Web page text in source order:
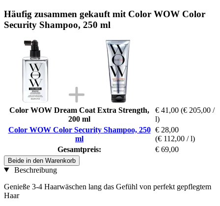
Häufig zusammen gekauft mit Color WOW Color
Security Shampoo, 250 ml
Color WOW Dream Coat Extra Strength,
200 ml
€ 41,00 (€ 205,00 /
l)
Color WOW Color Security Shampoo, 250
ml
€ 28,00
(€ 112,00 / l)
Gesamtpreis:
€ 69,00
Beide in den Warenkorb
Beschreibung
Genieße 3-4 Haarwäschen lang das Gefühl von perfekt gepflegtem
Haar